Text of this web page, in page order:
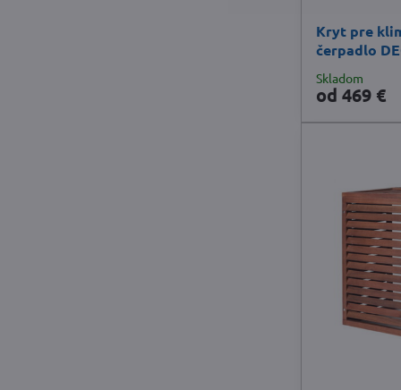
Kryt pre
čerpadlo
Skladom
od 469 €